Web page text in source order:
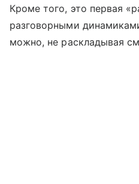
Кроме того, это первая
разговорными
можно, не раскладывая